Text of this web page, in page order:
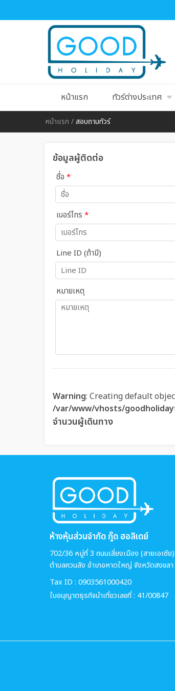
หน้าแรก ทัวร์ต่างประเทศ
หน้าแรก /สอบถามทัวร์
ข้อมูลผู้ติดต่อ
ชื่อ *
เบอร์โทร *
Line ID (ถ้ามี)
หมายเหตุ
Warning: Creating default
/var/www/vhosts/
จำนวนผู้เดินทาง
ห้างหุ้นส่วนจำกัด กู๊ด ฮอลิเดย์
702/36 หมู่ที่ 3 ถนนเลี่ยงเมือง (สายเอเซีย)
ตำบลควนลัง อำเภอหาดใหญ่ จังหวัดสงขล
Tax ID : 0903561000420
ใบอนุญาตธุรกิจนำเที่ยวเลขที่ : 41/00847